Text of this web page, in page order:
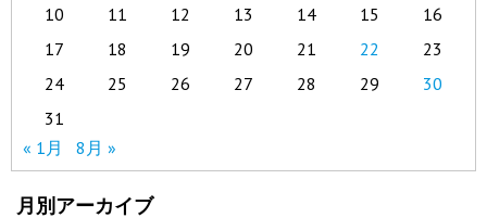
10
11 12 13 14 15
16
17
18 19 20 21 22
23
24
25 26 27 28 29
30
31
« 1月
8月 »
月別アーカイブ